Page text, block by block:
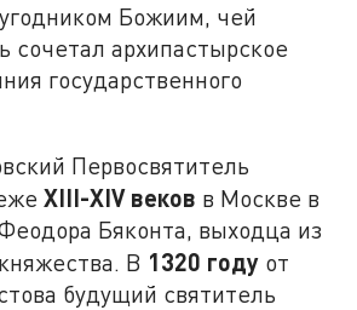
Божиим, чей
сочетал архипастырское
государственного
Первосвятитель
XIII-XIV веков в Москве в
Бяконта, выходца из
В 1320 году от
будущий святитель